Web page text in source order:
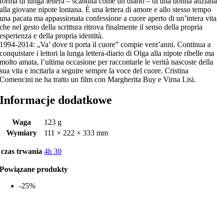
alla giovane nipote lontana. È una lettera di amore e allo stesso tempo
una pacata ma appassionata confessione a cuore aperto di un’intera vita
che nel gesto della scrittura ritrova finalmente il senso della propria
esperienza e della propria identità.
1994-2014: „Va’ dove ti porta il cuore” compie vent’anni. Continua a
conquistare i lettori la lunga lettera-diario di Olga alla nipote ribelle ma
molto amata, l’ultima occasione per raccontarle le verità nascoste della
sua vita e incitarla a seguire sempre la voce del cuore. Cristina
Comencini ne ha tratto un film con Margherita Buy e Virna Lisi.
Informacje dodatkowe
Waga
123 g
Wymiary
111 × 222 × 333 mm
czas trwania 4h 30
Powiązane produkty
-25%